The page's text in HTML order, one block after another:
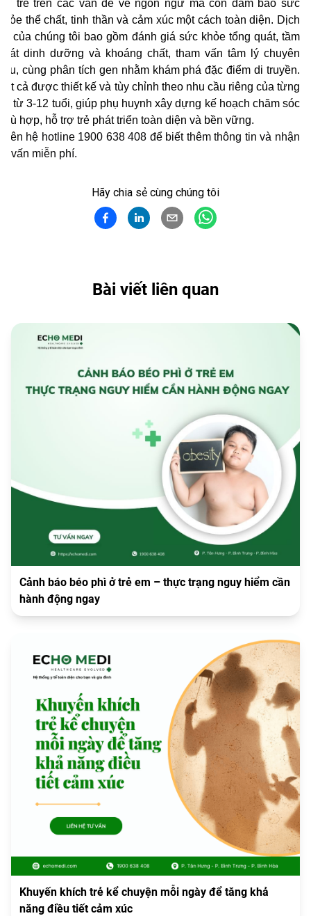
trẻ trên các vấn đề về ngôn ngữ mà còn đảm bảo sức
thể chất, tinh thần và cảm xúc một cách toàn diện. Dịch
của chúng tôi bao gồm đánh giá sức khỏe tổng quát, tầm
dinh dưỡng và khoáng chất, tham vấn tâm lý chuyên
cùng phân tích gen nhằm khám phá đặc điểm di truyền.
cả được thiết kế và tùy chỉnh theo nhu cầu riêng của từng
từ 3-12 tuổi, giúp phụ huynh xây dựng kế hoạch chăm sóc
hợp, hỗ trợ trẻ phát triển toàn diện và bền vững.
hệ hotline 1900 638 408 để biết thêm thông tin và nhận
vấn miễn phí.
Hãy chia sẻ cùng chúng tôi
Bài viết liên quan
Cảnh báo béo phì ở trẻ em – thực trạng nguy hiểm cần
hành động ngay
Khuyến khích trẻ kể chuyện mỗi ngày để tăng khả
năng điều tiết cảm xúc